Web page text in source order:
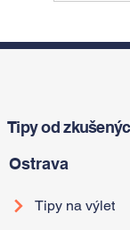
Tipy od
Ostrava
Tipy na výlet